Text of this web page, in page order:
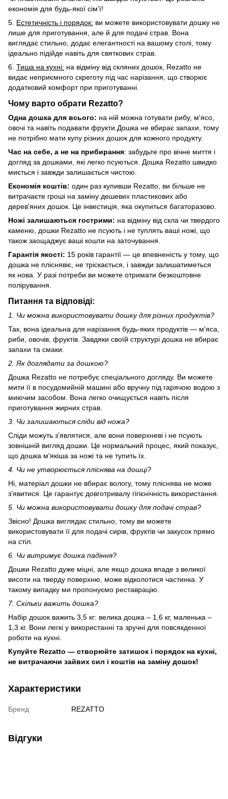
економія для будь-якої сім’ї!
5. Естетичність і порядок: ви можете використовувати дошку не
лише для приготування, але й для подачі страв. Вона
виглядає стильно, додає елегантності на вашому столі, тому
ідеально підійде навіть для святкових страв.
6. Тиша на кухні: на відміну від скляних дошок, Rezatto не
видає неприємного скреготу під час нарізання, що створює
додатковий комфорт при приготуванні.
Чому варто обрати Rezatto?
Одна дошка для всього: на ній можна готувати рибу, м'ясо,
овочі та навіть подавати фрукти.Дошка не вбирає запахи, тому
не потрібно мати купу різних дошок для кожного продукту.
Час на себе, а не на прибирання: забудьте про вічне миття і
догляд за дошками, які легко псуються. Дошка Rezatto швидко
миється і завжди залишається чистою.
Економія коштів: один раз купивши Rezatto, ви більше не
витрачаєте гроші на заміну дешевих пластикових або
дерев'яних дошок. Це інвестиція, яка окупиться багаторазово.
Ножі залишаються гострими: на відміну від скла чи твердого
каменю, дошки Rezatto не псують і не туплять ваші ножі, що
також заощаджує ваші кошти на заточування.
Гарантія якості: 15 років гарантії — це впевненість у тому, що
дошка не пліснявіє, не тріскається, і завжди залишатиметься
як нова. У разі потреби ви можете отримати безкоштовне
полірування.
Питання та відповіді:
1. Чи можна використовувати дошку для різних продуктів?
Так, вона ідеальна для нарізання будь-яких продуктів — м'яса,
риби, овочів, фруктів. Завдяки своїй структурі дошка не вбирає
запахи та смаки.
2. Як доглядати за дошкою?
Дошка Rezatto не потребує спеціального догляду. Ви можете
мити її в посудомийній машині або вручну під гарячою водою з
миючим засобом. Вона легко очищується навіть після
приготування жирних страв.
3. Чи залишаються сліди від ножа?
Сліди можуть з’являтися, але вони поверхневі і не псують
зовнішній вигляд дошки. Це нормальний процес, який показує,
що дошка м'якіша за ножі та не тупить їх.
4. Чи не утворюється пліснява на дошці?
Ні, матеріал дошки не вбирає вологу, тому пліснява не може
з'явитися. Це гарантує довготривалу гігієнічність використання.
5. Чи можна використовувати дошку для подачі страв?
Звісно! Дошка виглядає стильно, тому ви можете
використовувати її для подачі сирів, фруктів чи закусок прямо
на стіл.
6. Чи витримує дошка падіння?
Дошки Rezatto дуже міцні, але якщо дошка впаде з великої
висоти на тверду поверхню, може відколотися частинка. У
такому випадку ми пропонуємо реставрацію.
7. Скільки важить дошка?
Набір дошок важить 3,5 кг: велика дошка – 1,6 кг, маленька –
1,3 кг. Вони легкі у використанні та зручні для повсякденної
роботи на кухні.
Купуйте Rezatto — створюйте затишок і порядок на кухні,
не витрачаючи зайвих сил і коштів на заміну дошок!
Характеристики
Бренд REZATTO
Відгуки